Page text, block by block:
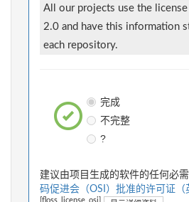
All our projects use the license
2.0 and have this information
each repository.
完成
不完整
?
建议由项目生成的软件的任何必
码促进会（OSI）批准的许可证（
[floss_license_osi]